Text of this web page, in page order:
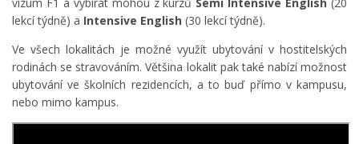
lekcí týdně) a Intensive English (30 lekcí týdně).
Ve všech lokalitách je možné využít ubytování v hostitelských
rodinách se stravováním. Většina lokalit pak také nabízí možnost
ubytování ve školních rezidencích, a to buď přímo v kampusu,
nebo mimo kampus.